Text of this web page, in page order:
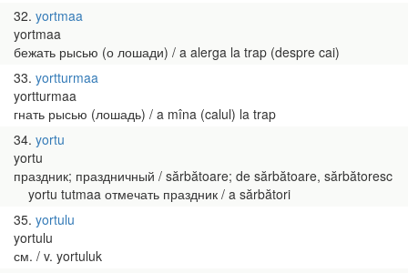
32 yortmaa
yortmaa
бежать рысью (о лошади) / a alerga la trap (despre cai)
33 yortturmaa
yortturmaa
гнать рысью (лошадь) / a mîna (calul) la trap
34 yortu
yortu
праздник; праздничный / sărbătoare; de sărbătoare, sărbătoresc
yortu tutmaa отмечать праздник / a sărbători
35 yortulu
yortulu
см. / v. yortuluk